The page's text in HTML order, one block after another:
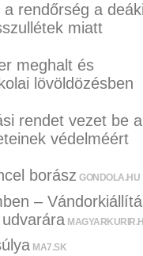
rendőrség a
miatt
meghalt és
lövöldözésben
rendet vezet be a
védelméért
borász GONDOLA.HU
–
MA7.SK